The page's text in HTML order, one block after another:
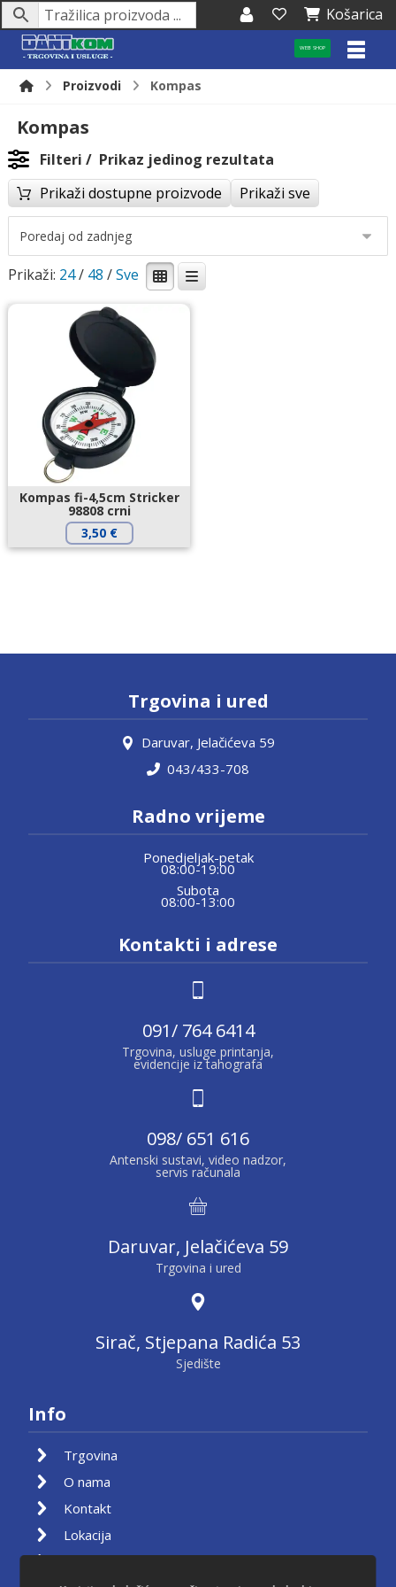
Košarica
WEB SHOP
Proizvodi Kompas
Kompas
Filteri
Prikaz jedinog rezultata
Prikaži dostupne proizvode
Prikaži sve
Prikaži: 24/ 48 /
Kompas fi-4,5cm Stricker
98808 crni
3,50 €
Trgovina i ured
Daruvar, Jelačićeva 59
043/433-708
Radno vrijeme
Ponedjeljak-petak
08:00-19:00
Subota
08:00-13:00
Kontakti i adrese
091/ 764 6414
Trgovina, usluge printanja,
evidencije iz tahografa
098/ 651 616
Antenski sustavi, video nadzor,
servis računala
Daruvar, Jelačićeva 59
Trgovina i ured
Sirač, Stjepana Radića 53
Sjedište
Info
Trgovina
O nama
Kontakt
Lokacija